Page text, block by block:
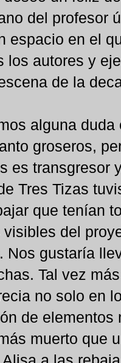
del profesor
espacio en el
los autores y
de la
alguna
groseros,
es transgresor
Tres Tizas
que tenían
del
Nos gustaría
Tal vez
no solo en
de
muerto que